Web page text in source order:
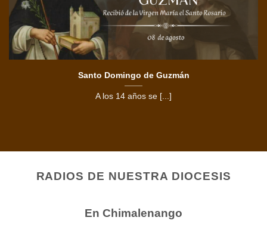
Santo Domingo de Guzmán
A los 14 años se [...]
RADIOS DE NUESTRA DIOCESIS
En Chimalenango